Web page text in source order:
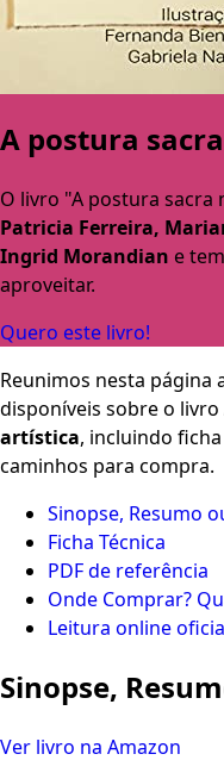
A postura
O livro "A postura
Patricia Ferreira,
Ingrid Morandian e
aproveitar.
Quero este livro!
Reunimos nesta página
disponíveis sobre o livro
artística, incluindo
caminhos para compra.
Sinopse, Resumo
Ficha Técnica
PDF de referência
Onde Comprar?
Leitura online
Sinopse,
Ver livro na Amazon